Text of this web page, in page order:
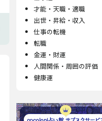
才能・天職・適職
出世・昇給・収入
仕事の転機
転職
金運・財運
人間関係・周囲の評価
健康運